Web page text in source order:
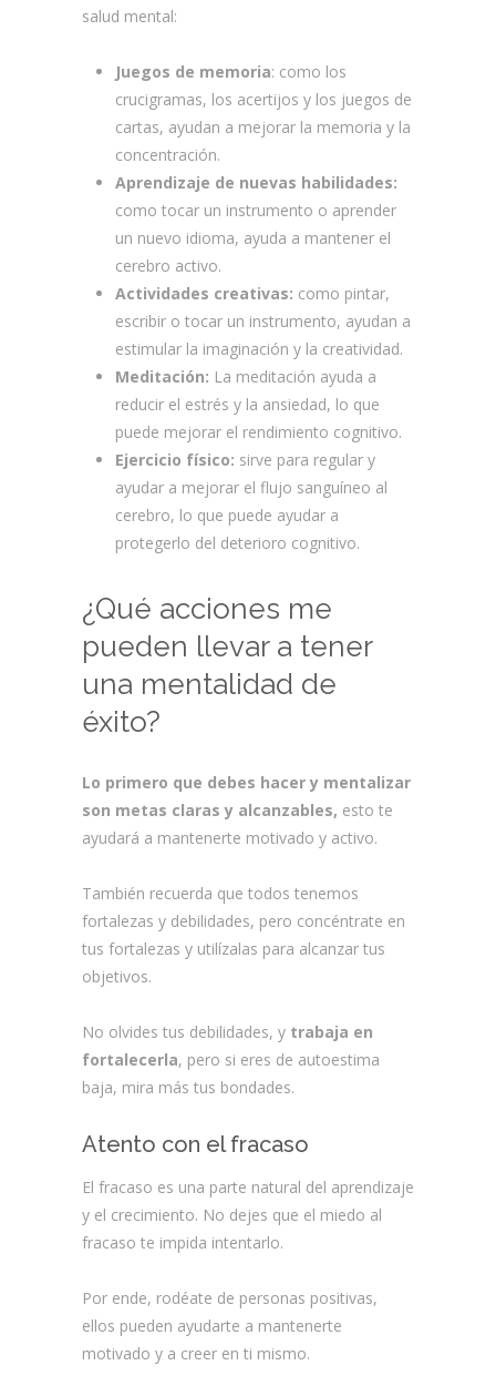
salud mental:
Juegos de memoria: como los
crucigramas, los acertijos y los juegos de
cartas, ayudan a mejorar la memoria y la
concentración.
Aprendizaje de nuevas habilidades:
como tocar un instrumento o aprender
un nuevo idioma, ayuda a mantener el
cerebro activo.
Actividades creativas: como pintar,
escribir o tocar un instrumento, ayudan a
estimular la imaginación y la creatividad.
Meditación: La meditación ayuda a
reducir el estrés y la ansiedad, lo que
puede mejorar el rendimiento cognitivo.
Ejercicio físico: sirve para regular y
ayudar a mejorar el flujo sanguíneo al
cerebro, lo que puede ayudar a
protegerlo del deterioro cognitivo.
¿Qué acciones me
pueden llevar a tener
una mentalidad de
éxito?
Lo primero que debes hacer y mentalizar
son metas claras y alcanzables, esto te
ayudará a mantenerte motivado y activo.
También recuerda que todos tenemos
fortalezas y debilidades, pero concéntrate en
tus fortalezas y utilízalas para alcanzar tus
objetivos.
No olvides tus debilidades, y trabaja en
fortalecerla, pero si eres de autoestima
baja, mira más tus bondades.
Atento con el fracaso
El fracaso es una parte natural del aprendizaje
y el crecimiento. No dejes que el miedo al
fracaso te impida intentarlo.
Por ende, rodéate de personas positivas,
ellos pueden ayudarte a mantenerte
motivado y a creer en ti mismo.